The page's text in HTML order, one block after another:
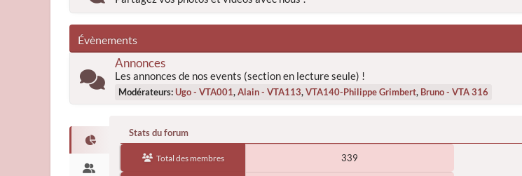
Évènements
Annonces
Les annonces de nos events (section en lecture seule) !
Modérateurs:Ugo - VTA001,Alain - VTA113,VTA140-Philippe Grimbert, Bruno - VTA 316
Stats du forum
Total des membres 339